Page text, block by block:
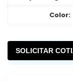
Color:
SOLICITAR